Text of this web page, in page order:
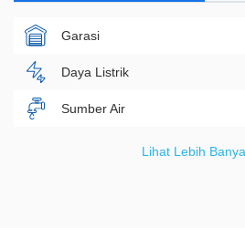
Garasi
Daya Listrik
Sumber Air
Lihat Lebih